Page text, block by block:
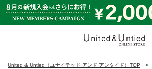
United & Untied（ユナイテッド アンド アンタイド）TOP